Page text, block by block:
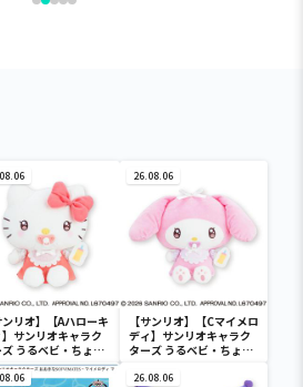
ンリオ】【Aハローキ
サンリオキャラク
ズ うるベビ・ちょい
ール
26.08.06
【サンリオ】【Cマイメロ
ディ】サンリオキャラク
ターズ うるベビ・ちょい
26.08.06